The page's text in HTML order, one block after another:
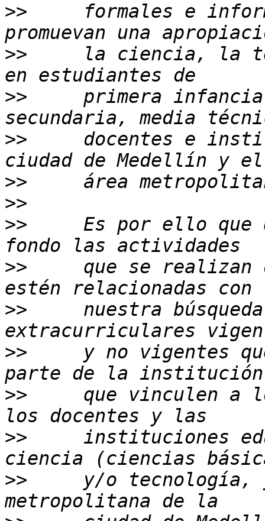
>>
formales e
>>
la ciencia, la
>>
primera
>>
docentes e
>>
>>
>>
Es por ello que
>>
que se realizan
>>
nuestra
>>
y no vigentes
>>
que vinculen a
>>
instituciones
>>
y/o tecnología,